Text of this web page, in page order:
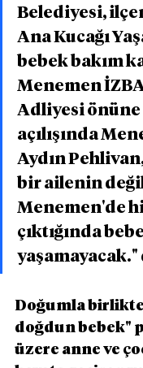
Belediyesi,
Ana Kucağı
bebek bakım
Menemen
Adliyesi
açılışında
Aydın
bir ailenin
Menemen'de
çıktığında
yaşamayacak."
Doğumla
doğdun bebek"
üzere anne ve